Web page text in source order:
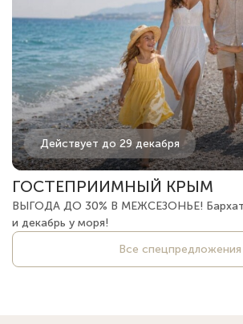
Действует до 29 декабря
ГОСТЕПРИИМНЫЙ КРЫМ
ВЫГОДА ДО 30% В МЕЖСЕЗОНЬЕ!
и декабрь у моря!
Все спецпредложения